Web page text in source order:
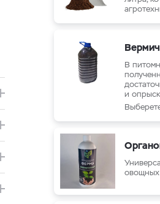
Базовые удобрения Guanokalong
В
и
овощных